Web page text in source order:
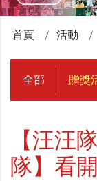
首頁 活動
全部 贈獎
【汪汪
隊】看